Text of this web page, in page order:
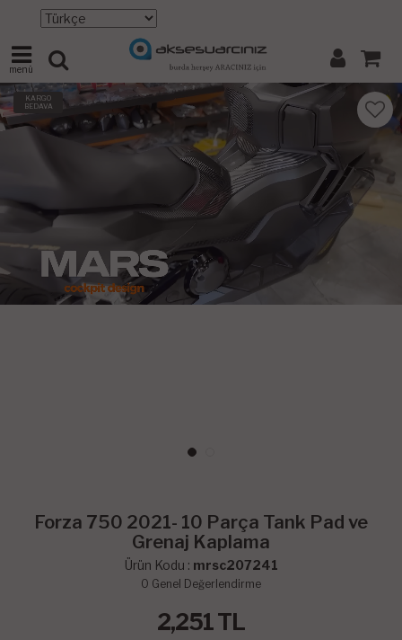
menü
KARGO
BEDAVA
Forza 750 2021- 10 Parça Tank Pad ve
Grenaj Kaplama
Ürün Kodu : mrsc207241
0 Genel Değerlendirme
2,251TL